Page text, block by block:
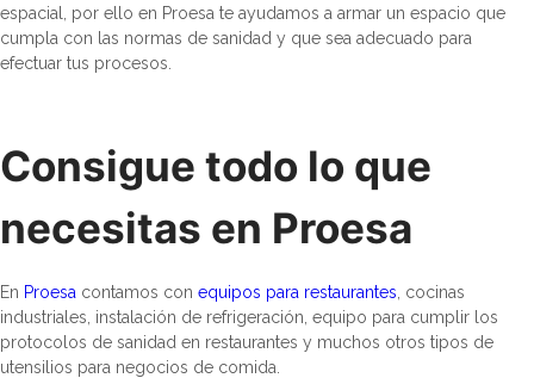
espacial, por ello en Proesa te ayudamos a armar un espacio que
cumpla con las normas de sanidad y que sea adecuado para
efectuar tus procesos.
Consigue todo lo que
necesitas en Proesa
En Proesa contamos con equipos para restaurantes , cocinas
industriales, instalación de refrigeración, equipo para cumplir los
protocolos de sanidad en restaurantes y muchos otros tipos de
utensilios para negocios de comida.